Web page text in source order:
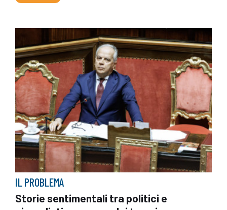
IL PROBLEMA
Storie sentimentali tra politici e